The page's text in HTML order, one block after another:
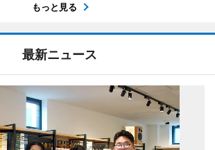
もっと見る
最新ニュース